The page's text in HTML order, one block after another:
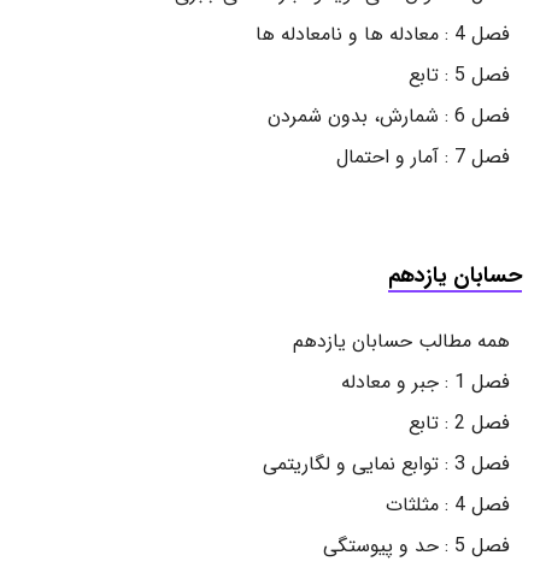
فصل 4 : معادله ها و نامعادله ها
فصل 5 : تابع
فصل 6 : شمارش، بدون شمردن
فصل 7 : آمار و احتمال
حسابان یازدهم
همه مطالب حسابان یازدهم
فصل 1 : جبر و معادله
فصل 2 : تابع
فصل 3 : توابع نمایی و لگاریتمی
فصل 4 : مثلثات
فصل 5 : حد و پیوستگی